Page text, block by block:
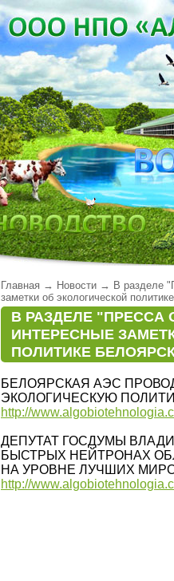
Главная → Новости → В разделе
заметки об экологической
В РАЗДЕЛЕ
ИНТЕРЕСНЫЕ
ПОЛИТИКЕ
БЕЛОЯРСКАЯ АЭС
ЭКОЛОГИЧЕСКУЮ
http://
ДЕПУТАТ ГОСДУМЫ
БЫСТРЫХ НЕЙТРОНАХ
НА УРОВНЕ ЛУЧШИХ
http://